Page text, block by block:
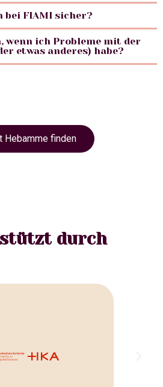
bei FIAMI sicher?
wenn ich Probleme mit der
etwas anderes) habe?
Hebamme finden
durch